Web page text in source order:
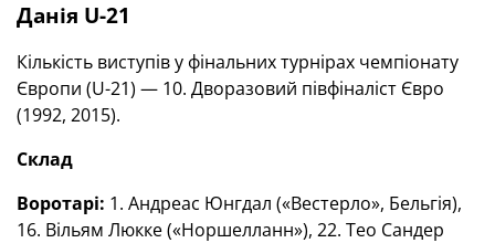
Данія U-21
Кількість виступів у фінальних турнірах чемпіонату
Європи (U-21) — 10. Дворазовий півфіналіст Євро
(1992, 2015).
Склад
Воротарі: 1. Андреас Юнгдал («Вестерло», Бельгія),
16. Вільям Люкке («Норшелланн»), 22. Тео Сандер